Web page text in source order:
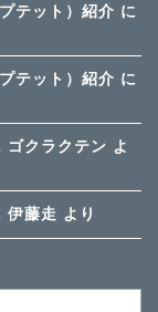
テット）紹介 に
テット）紹介 に
ゴクラクテン よ
伊藤走 より